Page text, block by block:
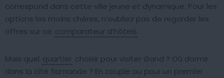
correspond dans cette ville jeune et dynamique. Pour les
options les moins chères, n’oubliez pas de regarder les
offres sur ce comparateur d’hôtels
Mais quel quartier choisir pour visiter Gand ? Où dormir
dans la cité flamande ? En couple ou pour un premier